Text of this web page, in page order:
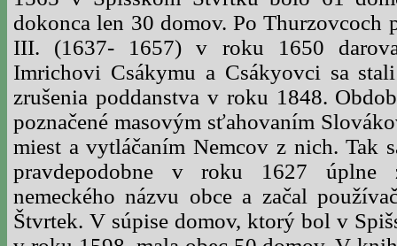
dokonca len 30 domov. Po Thurzovcoch
III. (1637- 1657) v roku 1650
Imrichovi Csákymu a Csákyovci sa
zrušenia poddanstva v roku 1848.
poznačené masovým sťahovaním
miest a vytláčaním Nemcov z nich. Tak
pravdepodobne v roku 1627 úplne
nemeckého názvu obce a začal
Štvrtek. V súpise domov, ktorý bol v